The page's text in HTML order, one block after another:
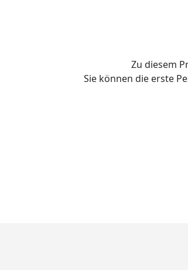
Zu diesem
Sie können die erste